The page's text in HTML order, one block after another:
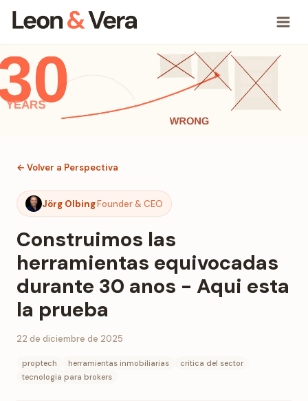
← Volver a Perspectiva
Jörg OlbingFounder & CEO
Construimos las
herramientas equivocadas
durante 30 anos - Aqui esta
la prueba
22 de diciembre de 2025
proptech herramientas inmobiliarias
critica del sector
tecnologia para brokers